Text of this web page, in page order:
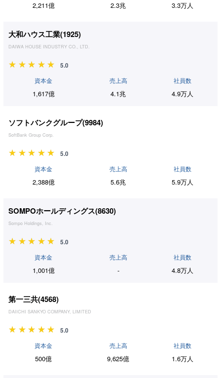
2,211億 2.3兆 3.3万人
大和ハウス工業(1925)
DAIWA HOUSE INDUSTRY CO., LTD.
5.0
資本金
1,617億
売上高
4.1兆
社員数
4.9万人
ソフトバンクグループ(9984)
SoftBank Group Corp.
5.0
資本金
2,388億
売上高
5.6兆
社員数
5.9万人
SOMPOホールディングス(8630)
Sompo Holdings, Inc.
5.0
資本金
1,001億
売上高
-
社員数
4.8万人
第一三共(4568)
DAIICHI SANKYO COMPANY, LIMITED
5.0
資本金
500億
売上高
9,625億
社員数
1.6万人